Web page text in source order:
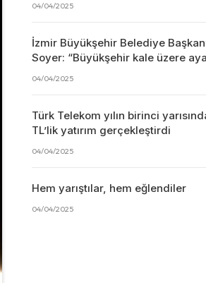
04/04/2025
İzmir Büyükşehir Belediye
Soyer: “Büyükşehir kale üzere
04/04/2025
Türk Telekom yılın birinci
TL’lik yatırım gerçekleştirdi
04/04/2025
Hem yarıştılar, hem eğlendiler
04/04/2025